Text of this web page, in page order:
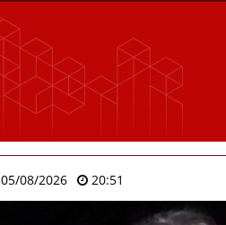
05/08/2026 20:51